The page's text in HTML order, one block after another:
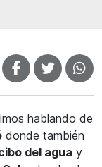
hablando de
donde también
del agua y